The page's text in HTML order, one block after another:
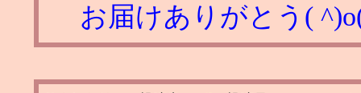
お届けありがとう(